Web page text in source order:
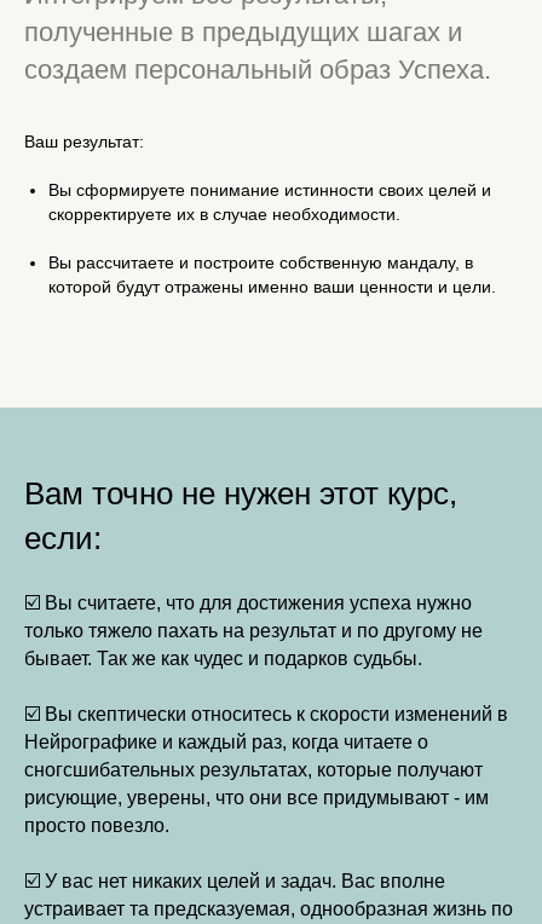
полученные в предыдущих шагах и
создаем персональный образ Успеха.
Ваш результат:
Вы сформируете понимание истинности своих целей и
скорректируете их в случае необходимости.
Вы рассчитаете и построите собственную мандалу, в
которой будут отражены именно ваши ценности и цели.
Вам точно не нужен этот курс,
если:
☑️ Вы считаете, что для достижения успеха нужно
только тяжело пахать на результат и по другому не
бывает. Так же как чудес и подарков судьбы.
☑️ Вы скептически относитесь к скорости изменений в
Нейрографике и каждый раз, когда читаете о
сногсшибательных результатах, которые получают
рисующие, уверены, что они все придумывают - им
просто повезло.
☑️ У вас нет никаких целей и задач. Вас вполне
устраивает та предсказуемая, однообразная жизнь по